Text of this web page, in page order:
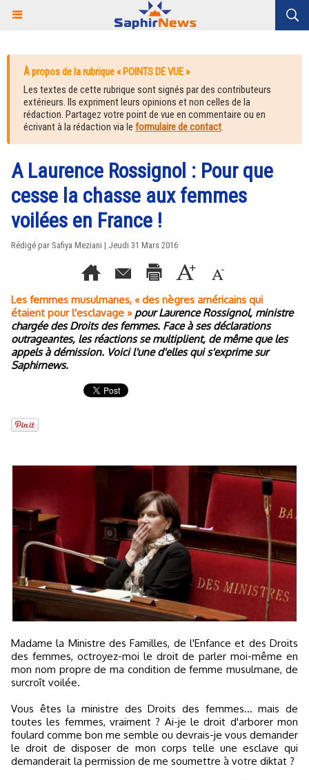
À propos de la rubrique « POINTS DE VUE »
Les textes de cette rubrique sont signés par des contributeurs
extérieurs. Ils expriment leurs opinions et non celles de la
rédaction. Partagez votre point de vue en commentaire ou en
écrivant à la rédaction via le formulaire de contact.
A Laurence Rossignol : Pour que
cesse la chasse aux femmes
voilées en France !
Rédigé par Safiya Meziani | Jeudi 31 Mars 2016
Les femmes musulmanes, « des nègres américains qui
étaient pour l'esclavage »pour Laurence Rossignol, ministre
chargée des Droits des femmes. Face à ses déclarations
outrageantes, les réactions se multiplient, de même que les
appels à démission. Voici l'une d'elles qui s'exprime sur
Saphirnews.
Madame la Ministre des Familles, de l'Enfance et des Droits
des femmes, octroyez-moi le droit de parler moi-même en
mon nom propre de ma condition de femme musulmane, de
surcroît voilée.
Vous êtes la ministre des Droits des femmes… mais de
toutes les femmes, vraiment ? Ai-je le droit d'arborer mon
foulard comme bon me semble ou devrais-je vous demander
le droit de disposer de mon corps telle une esclave qui
demanderait la permission de me soumettre à votre diktat ?